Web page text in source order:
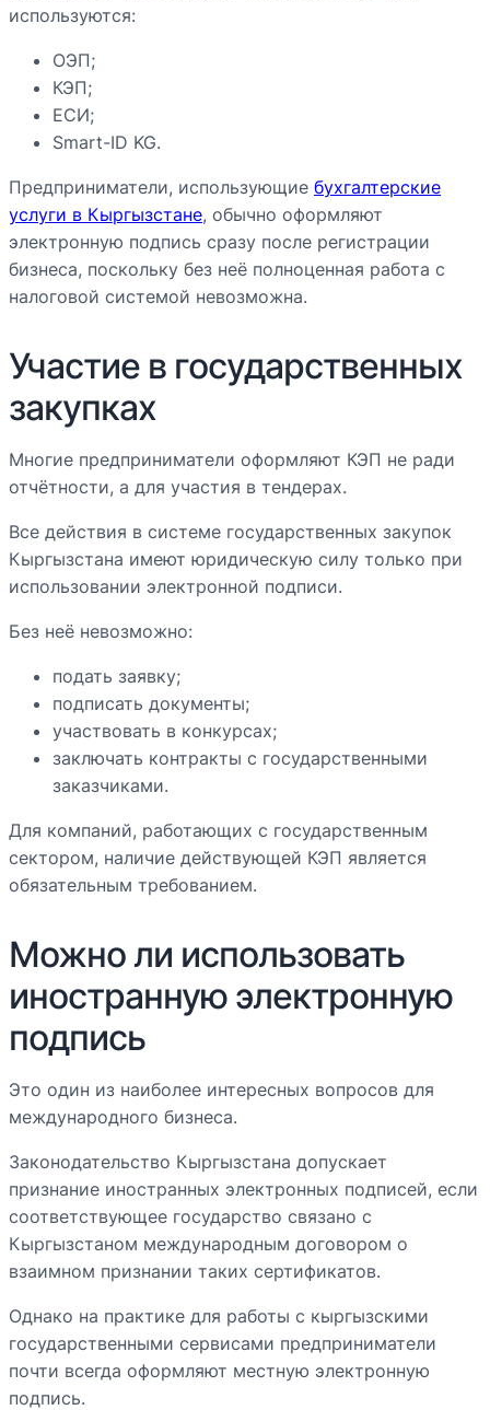
используются:
ОЭП;
КЭП;
ЕСИ;
Smart-ID KG.
Предприниматели, использующие бухгалтерские
услуги в Кыргызстане, обычно оформляют
электронную подпись сразу после регистрации
бизнеса, поскольку без неё полноценная работа с
налоговой системой невозможна.
Участие в государственных
закупках
Многие предприниматели оформляют КЭП не ради
отчётности, а для участия в тендерах.
Все действия в системе государственных закупок
Кыргызстана имеют юридическую силу только при
использовании электронной подписи.
Без неё невозможно:
подать заявку;
подписать документы;
участвовать в конкурсах;
заключать контракты с государственными
заказчиками.
Для компаний, работающих с государственным
сектором, наличие действующей КЭП является
обязательным требованием.
Можно ли использовать
иностранную электронную
подпись
Это один из наиболее интересных вопросов для
международного бизнеса.
Законодательство Кыргызстана допускает
признание иностранных электронных подписей, если
соответствующее государство связано с
Кыргызстаном международным договором о
взаимном признании таких сертификатов.
Однако на практике для работы с кыргызскими
государственными сервисами предприниматели
почти всегда оформляют местную электронную
подпись.